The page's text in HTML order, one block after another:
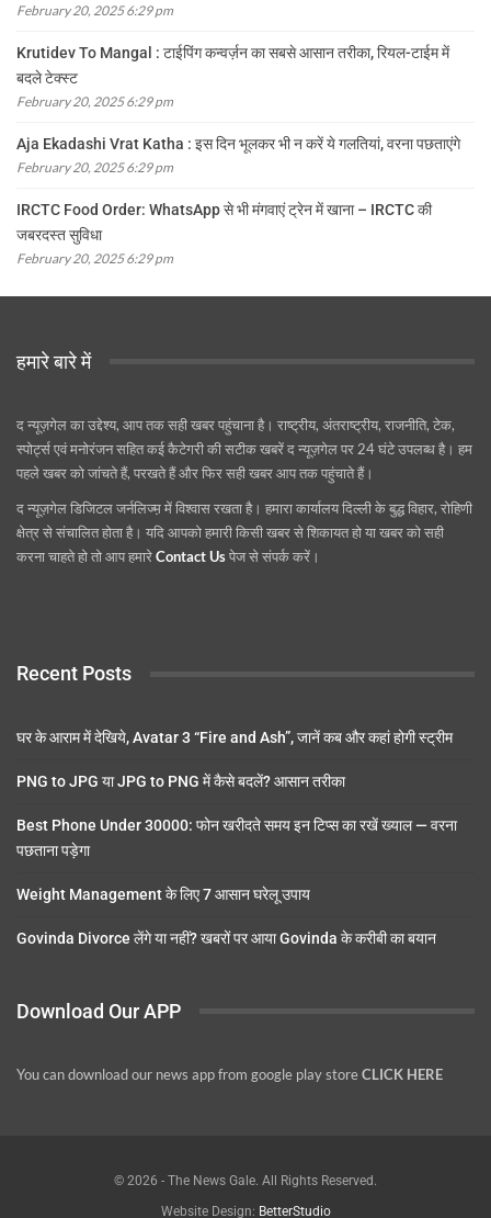
February 20, 2025 6:29 pm
Krutidev To Mangal : टाईपिंग कन्वर्ज़न का सबसे आसान तरीका, रियल-टाईम में
बदले टेक्स्ट
February 20, 2025 6:29 pm
Aja Ekadashi Vrat Katha : इस दिन भूलकर भी न करें ये गलतियां, वरना पछताएंगे
February 20, 2025 6:29 pm
IRCTC Food Order: WhatsApp से भी मंगवाएं ट्रेन में खाना – IRCTC की
जबरदस्त सुविधा
February 20, 2025 6:29 pm
हमारे बारे में
द न्यूज़गेल का उद्देश्य, आप तक सही खबर पहुंचाना है। राष्ट्रीय, अंतराष्ट्रीय, राजनीति, टेक,
स्पोर्ट्स एवं मनोरंजन सहित कई कैटेगरी की सटीक खबरें द न्यूज़गेल पर 24 घंटे उपलब्ध है। हम
पहले खबर को जांचते हैं, परखते हैं और फिर सही खबर आप तक पहुंचाते हैं।
द न्यूज़गेल डिजिटल जर्नलिज्म़ में विश्वास रखता है। हमारा कार्यालय दिल्ली के बुद्ध विहार, रोहिणी
क्षेत्र से संचालित होता है। यदि आपको हमारी किसी खबर से शिकायत हो या खबर को सही
करना चाहते हो तो आप हमारेContact Usपेज से संपर्क करें।
Recent Posts
घर के आराम में देखिये, Avatar 3 “Fire and Ash”, जानें कब और कहां होगी स्ट्रीम
PNG to JPG या JPG to PNG में कैसे बदलें? आसान तरीका
Best Phone Under 30000: फोन खरीदते समय इन टिप्स का रखें ख्याल — वरना
पछताना पड़ेगा
Weight Management के लिए 7 आसान घरेलू उपाय
Govinda Divorce लेंगे या नहीं? खबरों पर आया Govinda के करीबी का बयान
Download Our APP
You can download our news app from google play storeCLICK HERE
© 2026 - The News Gale. All Rights Reserved.
Website Design: BetterStudio